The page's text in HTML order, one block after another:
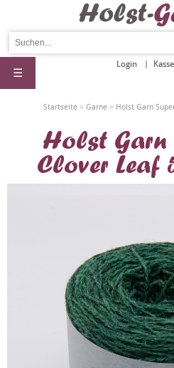
Login Kasse
☰
Startseite » Garne » Holst Garn
Holst Garn
Clover Leaf